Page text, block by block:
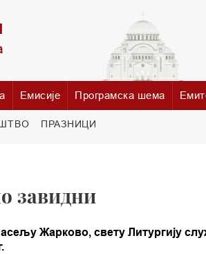
Емисије Програмска шема
ПРАЗНИЦИ
завидни
Жарково, свету Литургију